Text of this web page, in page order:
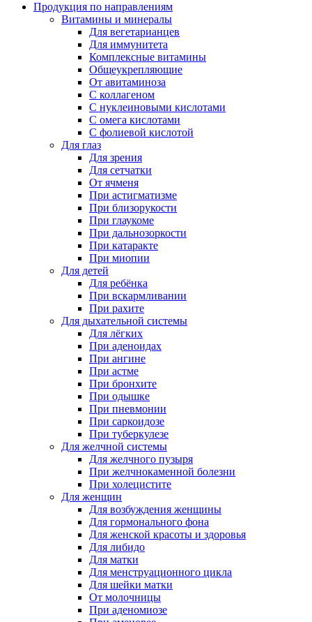
Продукция по направлениям
Витамины и минералы
Для вегетарианцев
Для иммунитета
Комплексные витамины
Общеукрепляющие
От авитаминоза
С коллагеном
С нуклеиновыми кислотами
С омега кислотами
С фолиевой кислотой
Для глаз
Для зрения
Для сетчатки
От ячменя
При астигматизме
При близорукости
При глаукоме
При дальнозоркости
При катаракте
При миопии
Для детей
Для ребёнка
При вскармливании
При рахите
Для дыхательной системы
Для лёгких
При аденоидах
При ангине
При астме
При бронхите
При одышке
При пневмонии
При саркоидозе
При туберкулезе
Для желчной системы
Для желчного пузыря
При желчнокаменной болезни
При холецистите
Для женщин
Для возбуждения женщины
Для гормонального фона
Для женской красоты и здоровья
Для либидо
Для матки
Для менструационного цикла
Для шейки матки
От молочницы
При аденомиозе